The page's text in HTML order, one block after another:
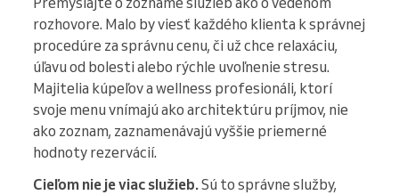
rozhovore. Malo by viesť každého klienta k správnej
procedúre za správnu cenu, či už chce relaxáciu,
úľavu od bolesti alebo rýchle uvoľnenie stresu.
Majitelia kúpeľov a wellness profesionáli, ktorí
svoje menu vnímajú ako architektúru príjmov, nie
ako zoznam, zaznamenávajú vyššie priemerné
hodnoty rezervácií.
Cieľom nie je viac služieb.Sú to správne služby,